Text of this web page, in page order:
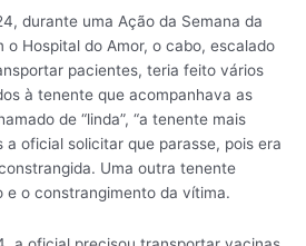
durante uma Ação da Semana da
o Hospital do Amor, o cabo, escalado
pacientes, teria feito vários
à tenente que acompanhava as
de “linda”, “a tenente mais
a oficial solicitar que parasse, pois era
Uma outra tenente
e o constrangimento da vítima.